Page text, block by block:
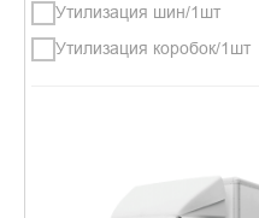
Утилизация шин/1шт
Утилизация коробок/1шт